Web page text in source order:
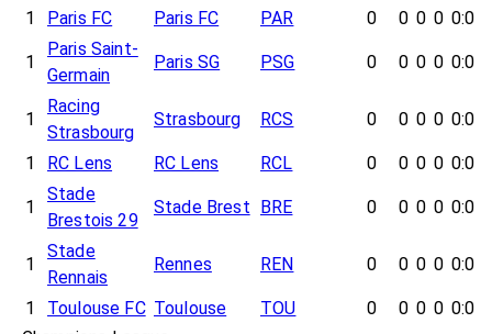
1 Paris FC Paris FC PAR 0 0 0 0 0:0
1
Paris Saint-
Germain
Paris SG PSG 0 0 0 0 0:0
1
Racing
Strasbourg
Strasbourg RCS 0 0 0 0 0:0
1 RC Lens RC Lens RCL 0 0 0 0 0:0
1
Stade
Brestois 29
Stade Brest BRE 0 0 0 0 0:0
1
Stade
Rennais
Rennes REN 0 0 0 0 0:0
1 Toulouse FC Toulouse TOU 0 0 0 0 0:0